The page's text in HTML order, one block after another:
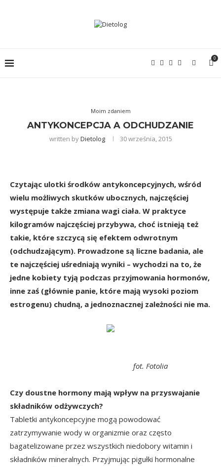
0
Moim zdaniem
ANTYKONCEPCJA A ODCHUDZANIE
written byDietolog 30 września, 2015
Czytając ulotki środków antykoncepcyjnych, wśród
wielu możliwych skutków ubocznych, najczęściej
występuje także zmiana wagi ciała. W praktyce
kilogramów najczęściej przybywa, choć istnieją też
takie, które szczycą się efektem odwrotnym
(odchudzającym). Prowadzone są liczne badania, ale
te najczęściej uśredniają wyniki – wychodzi na to, że
jedne kobiety tyją podczas przyjmowania hormonów,
inne zaś (głównie panie, które mają wysoki poziom
estrogenu) chudną, a jednoznacznej zależności nie ma.
fot. Fotolia
Czy doustne hormony mają wpływ na przyswajanie
składników odżywczych?
Tabletki antykoncepcyjne mogą powodować
zatrzymywanie wody w organizmie oraz często
bagatelizowane przez wszystkich niedobory witamin i
składników mineralnych. Przyjmując pigułki hormonalne